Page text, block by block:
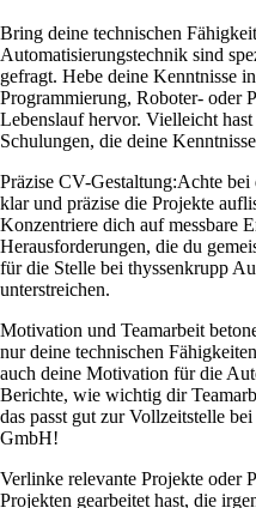
Bring deine technischen
Automatisierungstechnik sind
gefragt. Hebe deine Kenntnisse
Programmierung, Roboter- oder
Lebenslauf hervor. Vielleicht
Schulungen, die deine
Präzise CV-Gestaltung:Achte bei
klar und präzise die Projekte
Konzentriere dich auf messbare
Herausforderungen, die du
für die Stelle bei thyssenkrupp
unterstreichen.
Motivation und Teamarbeit
nur deine technischen
auch deine Motivation für die
Berichte, wie wichtig dir
das passt gut zur Vollzeitstelle
GmbH!
Verlinke relevante Projekte oder
Projekten gearbeitet hast, die